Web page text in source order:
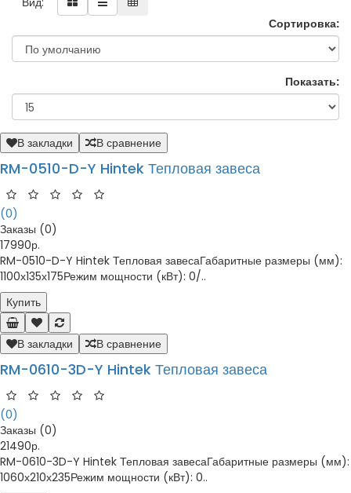
Сортировка:
Показать:
В закладки В сравнение
RM-0510-D-Y Hintek Тепловая завеса
(0)
Заказы (0)
17990р.
RM-0510-D-Y Hintek Тепловая завесаГабаритные размеры (мм):
1100х135х175Режим мощности (кВт): 0/..
Купить
В закладки В сравнение
RM-0610-3D-Y Hintek Тепловая завеса
(0)
Заказы (0)
21490р.
RM-0610-3D-Y Hintek Тепловая завесаГабаритные размеры (мм):
1060х210х235Режим мощности (кВт): 0..